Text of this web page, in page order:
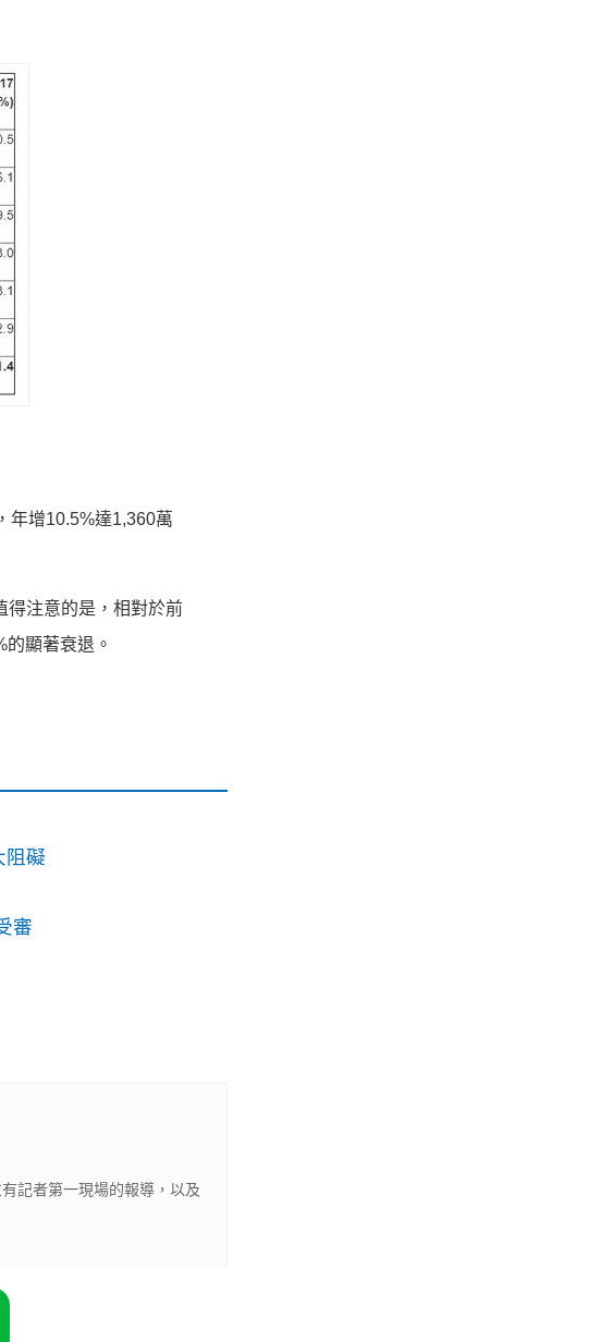
年增10.5%達1,360萬
得注意的是，相對於前
顯著衰退。
阻礙
審
記者第一現場的報導，以及